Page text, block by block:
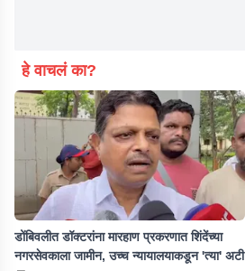
हे वाचलं का?
डोंबिवलीत डॉक्टरांना मारहाण प्रकरणात शिंदेंच्या
नगरसेवकाला जामीन, उच्च न्यायालयाकडून 'त्या' अटी